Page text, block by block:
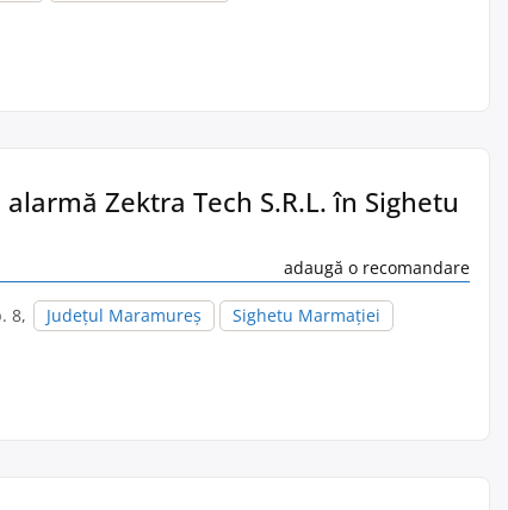
Zektra Tech S.R.L. în Sighetu
adaugă o recomandare
8, Județul Maramureș Sighetu Marmaţiei